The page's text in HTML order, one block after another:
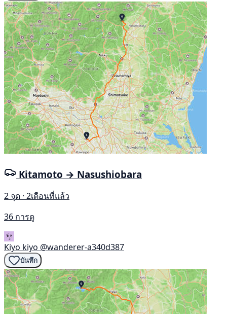
Kitamoto → Nasushiobara
2 จุด · 2เดือนที่แล้ว
36 การดู
Kiyo kiyo @wanderer-a340d387
บันทึก